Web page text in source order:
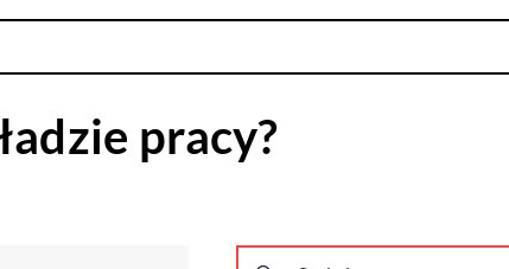
pracy?